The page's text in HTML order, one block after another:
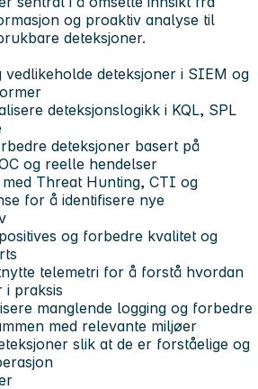
og proaktiv analyse til
deteksjoner.
vedlikeholde deteksjoner i SIEM og
deteksjonslogikk i KQL, SPL
deteksjoner basert på
og reelle hendelser
med Threat Hunting, CTI og
for å identifisere nye
og forbedre kvalitet og
telemetri for å forstå hvordan
i praksis
manglende logging og forbedre
med relevante miljøer
slik at de er forståelige og